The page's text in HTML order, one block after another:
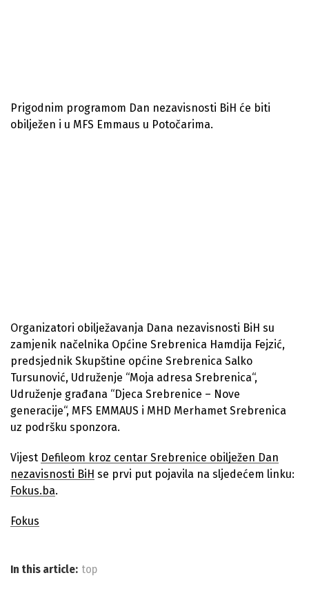
Prigodnim programom Dan nezavisnosti BiH će biti
obilježen i u MFS Emmaus u Potočarima.
Organizatori obilježavanja Dana nezavisnosti BiH su
zamjenik načelnika Općine Srebrenica Hamdija Fejzić,
predsjednik Skupštine općine Srebrenica Salko
Tursunović, Udruženje “Moja adresa Srebrenica“,
Udruženje građana “Djeca Srebrenice – Nove
generacije“, MFS EMMAUS i MHD Merhamet Srebrenica
uz podršku sponzora.
Vijest Defileom kroz centar Srebrenice obilježen Dan
nezavisnosti BiH se prvi put pojavila na sljedećem linku:
Fokus.ba.
Fokus
In this article: top